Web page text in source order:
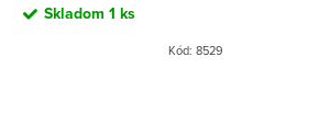
Skladom 1 ks
Kód: 8529